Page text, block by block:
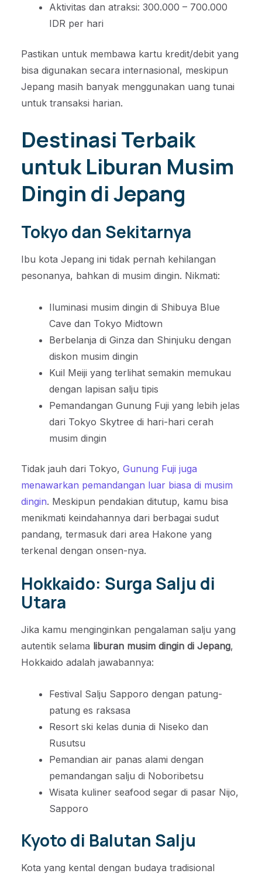
Aktivitas dan atraksi: 300.000 – 700.000
IDR per hari
Pastikan untuk membawa kartu kredit/debit yang
bisa digunakan secara internasional, meskipun
Jepang masih banyak menggunakan uang tunai
untuk transaksi harian.
Destinasi Terbaik
untuk Liburan Musim
Dingin di Jepang
Tokyo dan Sekitarnya
Ibu kota Jepang ini tidak pernah kehilangan
pesonanya, bahkan di musim dingin. Nikmati:
Iluminasi musim dingin di Shibuya Blue
Cave dan Tokyo Midtown
Berbelanja di Ginza dan Shinjuku dengan
diskon musim dingin
Kuil Meiji yang terlihat semakin memukau
dengan lapisan salju tipis
Pemandangan Gunung Fuji yang lebih jelas
dari Tokyo Skytree di hari-hari cerah
musim dingin
Tidak jauh dari Tokyo, Gunung Fuji juga
menawarkan pemandangan luar biasa di musim
dingin. Meskipun pendakian ditutup, kamu bisa
menikmati keindahannya dari berbagai sudut
pandang, termasuk dari area Hakone yang
terkenal dengan onsen-nya.
Hokkaido: Surga Salju di
Utara
Jika kamu menginginkan pengalaman salju yang
autentik selama liburan musim dingin di Jepang,
Hokkaido adalah jawabannya:
Festival Salju Sapporo dengan patung-
patung es raksasa
Resort ski kelas dunia di Niseko dan
Rusutsu
Pemandian air panas alami dengan
pemandangan salju di Noboribetsu
Wisata kuliner seafood segar di pasar Nijo,
Sapporo
Kyoto di Balutan Salju
Kota yang kental dengan budaya tradisional